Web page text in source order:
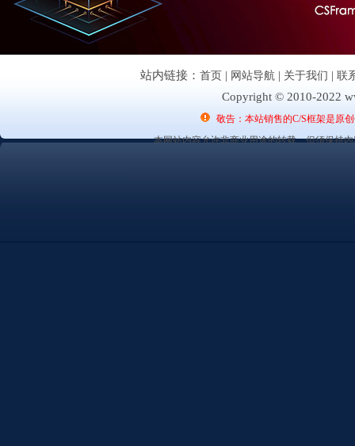
站内链接： 首页 | 网站导航 | 关于我们 | 联
Copyright © 2010-2022
敬告：本站销售的C/S框架是原
本网站内容允许非商业用途的转载，但须保持